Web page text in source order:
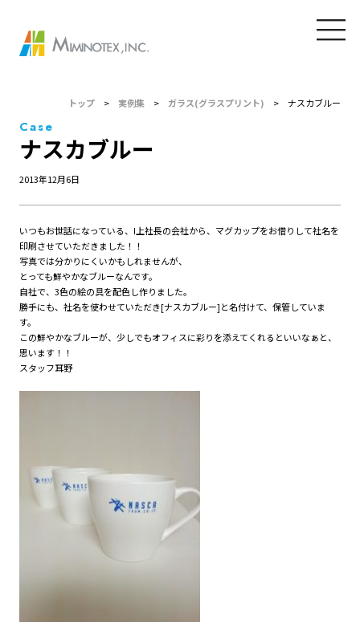
トップ > 実例集 > ガラス(グラスプリント) >ナスカブルー
Case
ナスカブルー
2013年12月6日
いつもお世話になっている、I上社長の会社から、マグカップをお借りして社名を
印刷させていただきました！！
写真では分かりにくいかもしれませんが、
とっても鮮やかなブルーなんです。
自社で、3色の絵の具を配色し作りました。
勝手にも、社名を使わせていただき[ナスカブルー]と名付けて、保管していま
す。
この鮮やかなブルーが、少しでもオフィスに彩りを添えてくれるといいなぁと、
思います！！
スタッフ耳野